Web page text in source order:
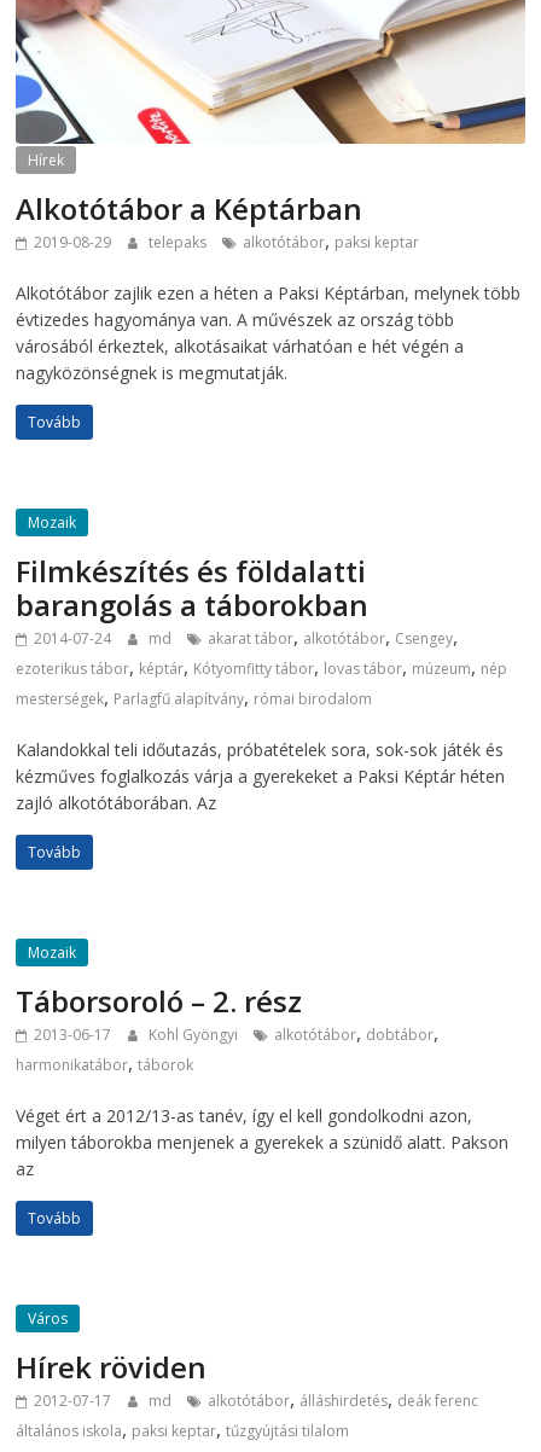
Hírek
Alkotótábor a Képtárban
2019-08-29 telepaks alkotótábor, paksi keptar
Alkotótábor zajlik ezen a héten a Paksi Képtárban, melynek több
évtizedes hagyománya van. A művészek az ország több
városából érkeztek, alkotásaikat várhatóan e hét végén a
nagyközönségnek is megmutatják.
Tovább
Mozaik
Filmkészítés és földalatti
barangolás a táborokban
2014-07-24 md akarat tábor, alkotótábor, Csengey,
ezoterikus tábor, képtár, Kótyomfitty tábor, lovas tábor, múzeum, nép
mesterségek, Parlagfű alapítvány, római birodalom
Kalandokkal teli időutazás, próbatételek sora, sok-sok játék és
kézműves foglalkozás várja a gyerekeket a Paksi Képtár héten
zajló alkotótáborában. Az
Tovább
Mozaik
Táborsoroló – 2. rész
2013-06-17 Kohl Gyöngyi alkotótábor, dobtábor,
harmonikatábor,táborok
Véget ért a 2012/13-as tanév, így el kell gondolkodni azon,
milyen táborokba menjenek a gyerekek a szünidő alatt. Pakson
az
Tovább
Város
Hírek röviden
2012-07-17 md alkotótábor, álláshirdetés, deák ferenc
általános iskola, paksi keptar,tűzgyújtási tilalom